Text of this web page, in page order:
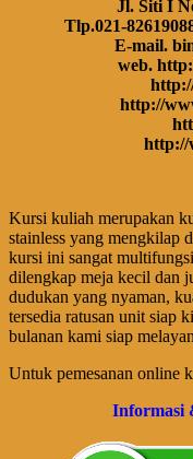
Jl. Siti I
Tlp.021-
E-mail.
web.
http://
http://
Kursi kuliah merupakan
stainless yang mengkilap
kursi ini sangat
dilengkap meja kecil dan
dudukan yang nyaman,
tersedia ratusan unit siap
bulanan kami siap
Untuk pemesanan online
Informasi